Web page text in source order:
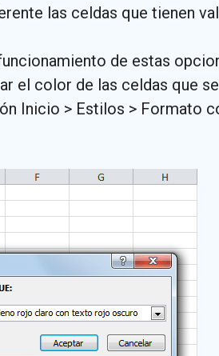
las celdas que tienen
de estas
el color de las celdas que
Inicio > Estilos > Formato